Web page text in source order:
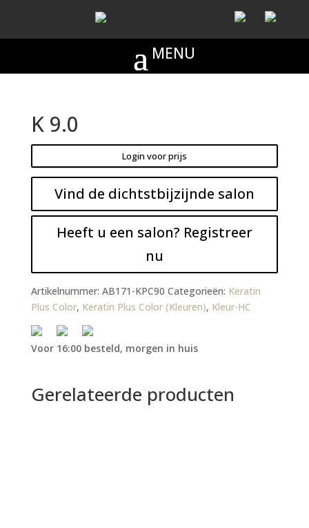
K 9.0
Login voor prijs
Vind de dichtstbijzijnde salon
Heeft u een salon? Registreer
nu
Artikelnummer: AB171-KPC90 Categorieën: Keratin
Plus Color, Keratin Plus Color (Kleuren), Kleur-HC
Voor 16:00 besteld, morgen in huis
Gerelateerde producten